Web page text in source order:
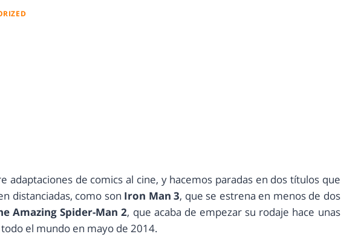
adaptaciones de comics al cine, y hacemos paradas en dos títulos que
distanciadas, como son Iron Man 3, que se estrena en menos de dos
Amazing Spider-Man 2, que acaba de empezar su rodaje hace unas
el mundo en mayo de 2014.